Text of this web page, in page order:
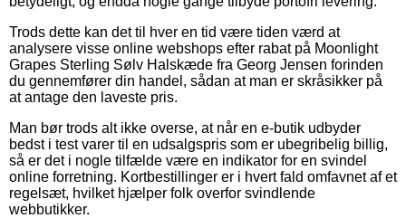
Trods dette kan det til hver en tid være tiden værd at
analysere visse online webshops efter rabat på Moonlight
Grapes Sterling Sølv Halskæde fra Georg Jensen forinden
du gennemfører din handel, sådan at man er skråsikker på
at antage den laveste pris.
Man bør trods alt ikke overse, at når en e-butik udbyder
bedst i test varer til en udsalgspris som er ubegribelig billig,
så er det i nogle tilfælde være en indikator for en svindel
online forretning. Kortbestillinger er i hvert fald omfavnet af et
regelsæt, hvilket hjælper folk overfor svindlende
webbutikker.